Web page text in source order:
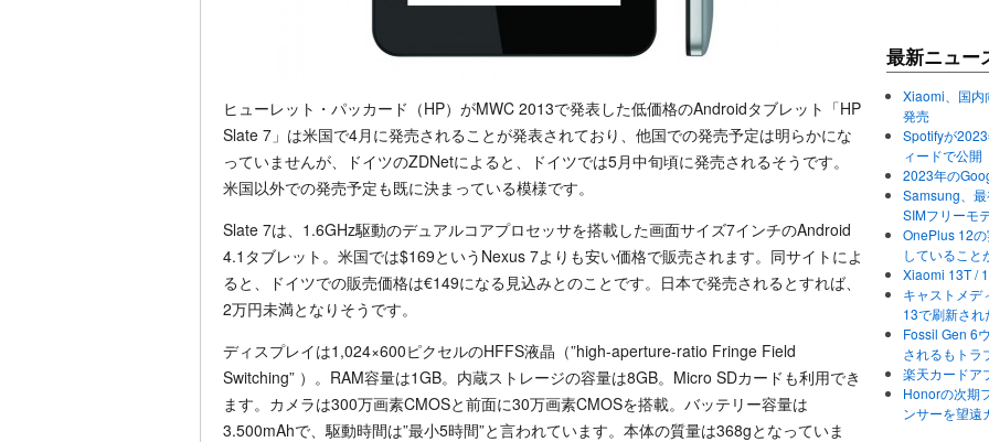
ヒューレット・パッカード（HP）がMWC 2013で発表した低価格のAndroidタブレット「HP
Slate 7」は米国で4月に発売されることが発表されており、他国での発売予定は明らかにな
っていませんが、ドイツのZDNetによると、ドイツでは5月中旬頃に発売されるそうです。
米国以外での発売予定も既に決まっている模様です。
Slate 7は、1.6GHz駆動のデュアルコアプロセッサを搭載した画面サイズ7インチのAndroid
4.1タブレット。米国では$169というNexus 7よりも安い価格で販売されます。同サイトによ
ると、ドイツでの販売価格は€149になる見込みとのことです。日本で発売されるとすれば、
2万円未満となりそうです。
ディスプレイは1,024×600ピクセルのHFFS液晶（”high-aperture-ratio Fringe Field
Switching” ）。RAM容量は1GB。内蔵ストレージの容量は8GB。Micro SDカードも利用でき
ます。カメラは300万画素CMOSと前面に30万画素CMOSを搭載。バッテリー容量は
3.500mAhで、駆動時間は”最小5時間”と言われています。本体の質量は368gとなっていま
最新ニュー
Xiaomi、国内
発売
Spotifyが
ィードで公開
2023年の
Samsung、
SIMフリーモ
OnePlus 12
していること
Xiaomi 13T /
キャストメデ
13で刷新さ
Fossil Gen 6
されるもトラ
楽天カードア
Honorの次期
ンサーを望遠